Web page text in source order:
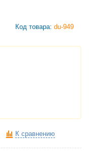
Код товара: du-949
К сравнению